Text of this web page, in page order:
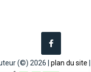
(©) 2026 | plan du site